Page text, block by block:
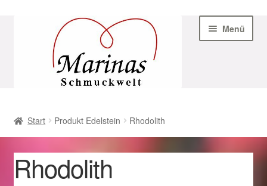
Navigation
Menü
AGB
Beispiel-Seite
Start Produkt Edelstein Rhodolith
Rhodolith